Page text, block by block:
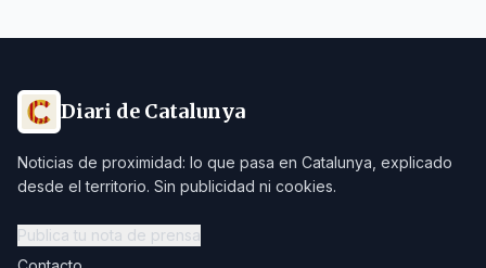
Diari de Catalunya
Noticias de proximidad: lo que pasa en Catalunya, explicado
desde el territorio. Sin publicidad ni cookies.
Publica tu nota de prensa